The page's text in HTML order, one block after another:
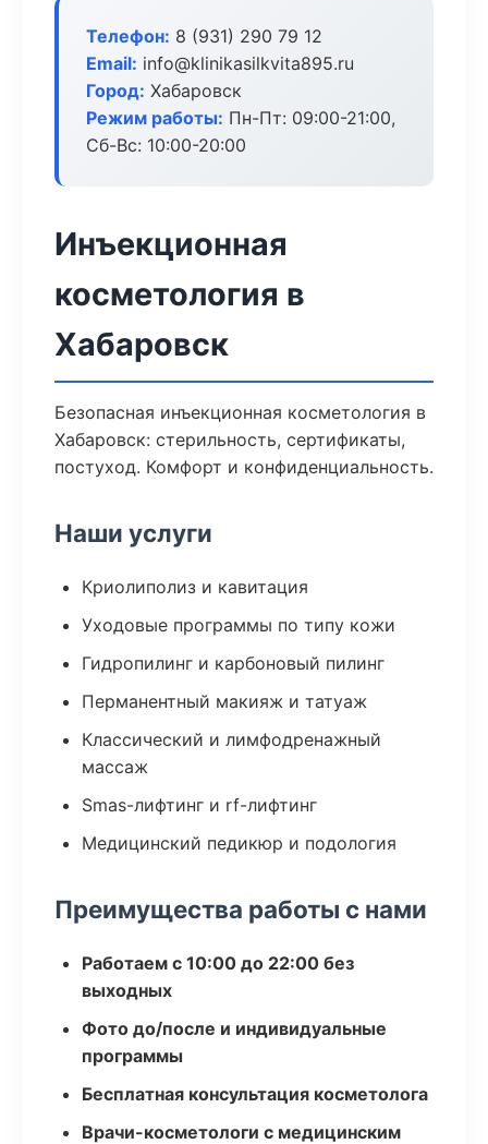
Телефон: 8 (931) 290 79 12
Email: info@klinikasilkvita895.ru
Город: Хабаровск
Режим работы: Пн-Пт: 09:00-21:00,
Сб-Вс: 10:00-20:00
Инъекционная
косметология в
Хабаровск
Безопасная инъекционная косметология в
Хабаровск: стерильность, сертификаты,
постуход. Комфорт и конфиденциальность.
Наши услуги
Криолиполиз и кавитация
Уходовые программы по типу кожи
Гидропилинг и карбоновый пилинг
Перманентный макияж и татуаж
Классический и лимфодренажный
массаж
Smas-лифтинг и rf-лифтинг
Медицинский педикюр и подология
Преимущества работы с нами
Работаем с 10:00 до 22:00 без
выходных
Фото до/после и индивидуальные
программы
Бесплатная консультация косметолога
Врачи-косметологи с медицинским